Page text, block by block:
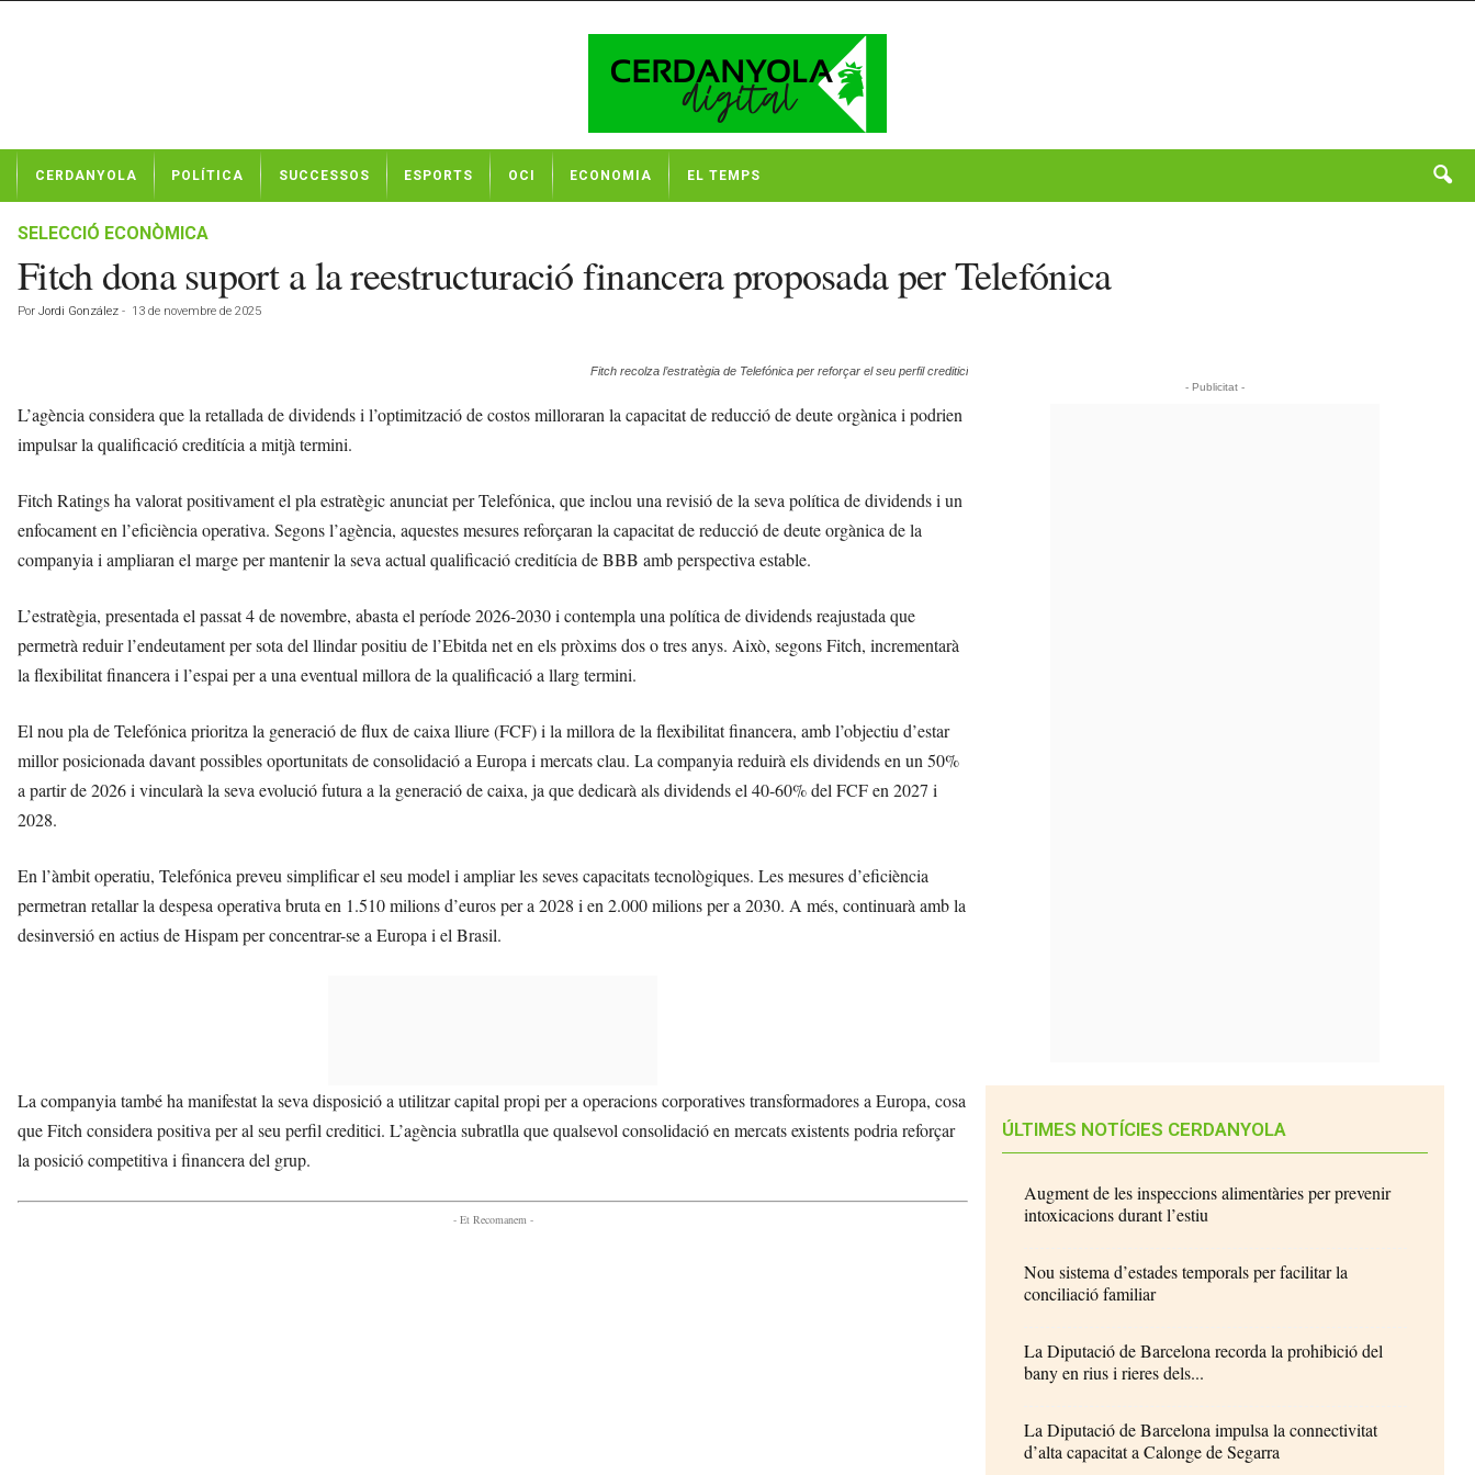
t
CERDANYOLA POLÍTICA SUCCESSOS ESPORTS OCI ECONOMIA EL TEMPS
SELECCIÓ ECONÒMICA
Fitch dona suport a la reestructuració financera proposada per Telefónica
Por Jordi González - 13 de novembre de 2025
Fitch recolza l’estratègia de Telefónica per reforçar el seu perfil creditici
L’agència considera que la retallada de dividends i l’optimització de costos milloraran la capacitat de reducció de deute orgànica i podrien
impulsar la qualificació creditícia a mitjà termini.
Fitch Ratings ha valorat positivament el pla estratègic anunciat per Telefónica, que inclou una revisió de la seva política de dividends i un
enfocament en l’eficiència operativa. Segons l’agència, aquestes mesures reforçaran la capacitat de reducció de deute orgànica de la
companyia i ampliaran el marge per mantenir la seva actual qualificació creditícia de BBB amb perspectiva estable.
L’estratègia, presentada el passat 4 de novembre, abasta el període 2026-2030 i contempla una política de dividends reajustada que
permetrà reduir l’endeutament per sota del llindar positiu de l’Ebitda net en els pròxims dos o tres anys. Això, segons Fitch, incrementarà
la flexibilitat financera i l’espai per a una eventual millora de la qualificació a llarg termini.
El nou pla de Telefónica prioritza la generació de flux de caixa lliure (FCF) i la millora de la flexibilitat financera, amb l’objectiu d’estar
millor posicionada davant possibles oportunitats de consolidació a Europa i mercats clau. La companyia reduirà els dividends en un 50%
a partir de 2026 i vincularà la seva evolució futura a la generació de caixa, ja que dedicarà als dividends el 40-60% del FCF en 2027 i
2028.
En l’àmbit operatiu, Telefónica preveu simplificar el seu model i ampliar les seves capacitats tecnològiques. Les mesures d’eficiència
permetran retallar la despesa operativa bruta en 1.510 milions d’euros per a 2028 i en 2.000 milions per a 2030. A més, continuarà amb la
desinversió en actius de Hispam per concentrar-se a Europa i el Brasil.
La companyia també ha manifestat la seva disposició a utilitzar capital propi per a operacions corporatives transformadores a Europa, cosa
que Fitch considera positiva per al seu perfil creditici. L’agència subratlla que qualsevol consolidació en mercats existents podria reforçar
la posició competitiva i financera del grup.
- Et Recomanem -
- Publicitat -
ÚLTIMES NOTÍCIES CERDANYOLA
Augment de les inspeccions alimentàries per prevenir
intoxicacions durant l’estiu
Nou sistema d’estades temporals per facilitar la
conciliació familiar
La Diputació de Barcelona recorda la prohibició del
bany en rius i rieres dels...
La Diputació de Barcelona impulsa la connectivitat
d’alta capacitat a Calonge de Segarra